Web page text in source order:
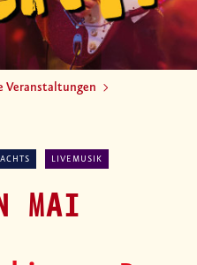
Veranstaltungen
LIVEMUSIK
MAI